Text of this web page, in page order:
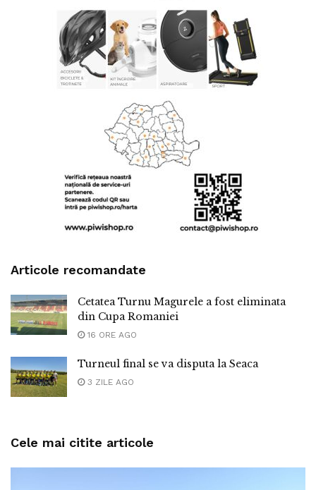
Articole recomandate
Cetatea Turnu Magurele a fost eliminata
din Cupa Romaniei
16 ORE AGO
Turneul final se va disputa la Seaca
3 ZILE AGO
Cele mai citite articole